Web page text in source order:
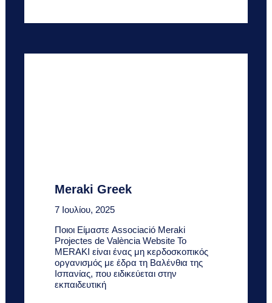
Meraki Greek
7 Ιουλίου, 2025
Ποιοι Είμαστε Associació Meraki
Projectes de València Website Το
MERAKI είναι ένας μη κερδοσκοπικός
οργανισμός με έδρα τη Βαλένθια της
Ισπανίας, που ειδικεύεται στην
εκπαιδευτική